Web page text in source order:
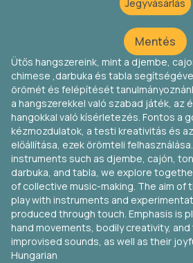
Jegyvásárlás
Mentés
Ütős hangszereink, mint a djembe,
chimese ,darbuka és tabla
örömét és felépítését
a hangszerekkel való szabad játék, az
hangokkal való kísérletezés. Fontos a
kézmozdulatok, a testi kreativitás és
előállítása, ezek örömteli
instruments such as djembe, cajón,
darbuka, and tabla, we explore
of collective music-making. The aim of
play with instruments and
produced through touch. Emphasis is
hand movements, bodily creativity,
improvised sounds, as well as their
Hungarian